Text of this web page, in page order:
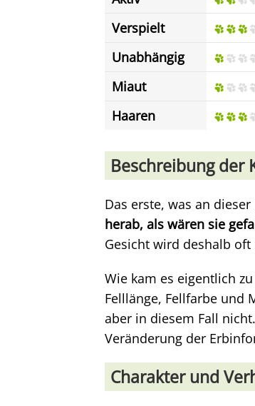
Verspielt
Unabhängig
Miaut
Haaren
Beschreibung der
Das erste, was an
herab, als wären sie
Gesicht wird deshalb
Wie kam es eigentlich
Felllänge, Fellfarbe und
aber in diesem Fall
Veränderung der
Charakter und